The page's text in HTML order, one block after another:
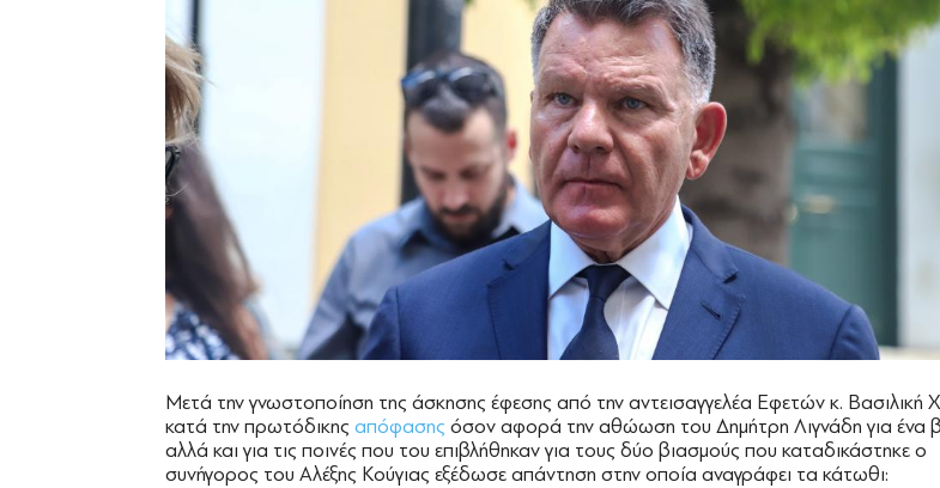
Μετά την γνωστοποίηση της άσκησης έφεσης από την αντεισαγγελέα Εφετών κ. Βασιλική
κατά την πρωτόδικης απόφασης όσον αφορά την αθώωση του Δημήτρη Λιγνάδη για ένα
αλλά και για τις ποινές που του επιβλήθηκαν για τους δύο βιασμούς που καταδικάστηκε ο
συνήγορος του Αλέξης Κούγιας εξέδωσε απάντηση στην οποία αναγράφει τα κάτωθι: